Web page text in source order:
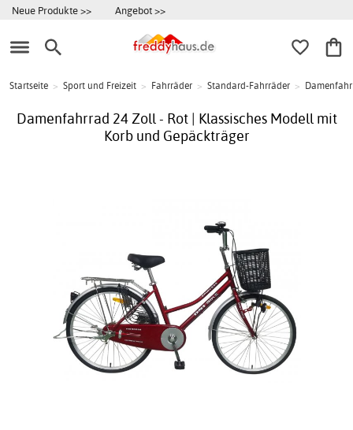
Neue Produkte >> Angebot >>
Startseite > Sport und Freizeit > Fahrräder > Standard-Fahrräder >
Damenfahrrad 24 Zoll - Rot | Klassisches Modell mit
Korb und Gepäckträger